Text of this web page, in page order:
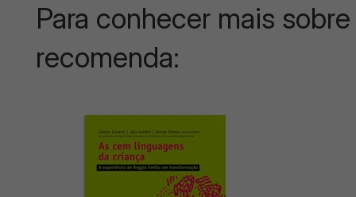
Para conhecer mais
recomenda: